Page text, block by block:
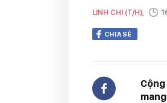
LINH CHI (T/H),
CHIA SẺ